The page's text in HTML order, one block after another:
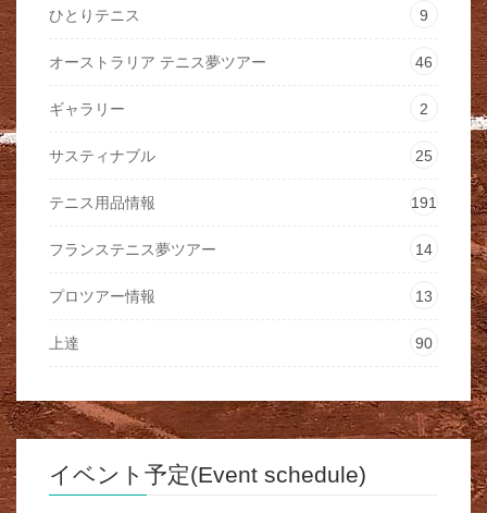
ひとりテニス 9
オーストラリア テニス夢ツアー 46
ギャラリー 2
サスティナブル 25
テニス用品情報 191
フランステニス夢ツアー 14
プロツアー情報 13
上達 90
イベント予定(Event schedule)